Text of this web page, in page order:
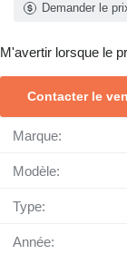
Demander le
M'avertir lorsque le
Contacter le
Marque:
Modèle:
Type:
Année: